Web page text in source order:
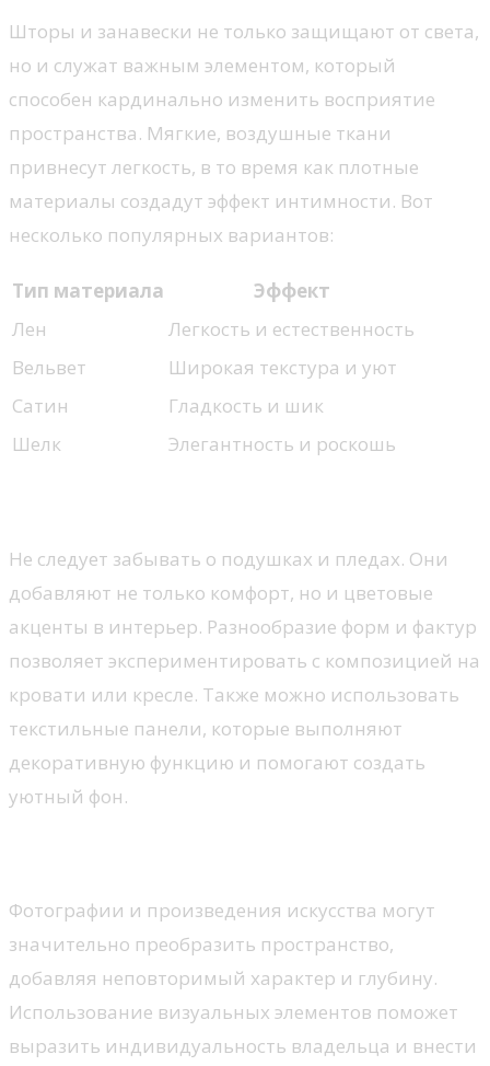
Шторы и занавески не только защищают от света,
но и служат важным элементом, который
способен кардинально изменить восприятие
пространства. Мягкие, воздушные ткани
привнесут легкость, в то время как плотные
материалы создадут эффект интимности. Вот
несколько популярных вариантов:
Тип материала
Эффект
Лен
Легкость и естественность
Вельвет
Широкая текстура и уют
Сатин
Гладкость и шик
Шелк
Элегантность и роскошь
Не следует забывать о подушках и пледах. Они
добавляют не только комфорт, но и цветовые
акценты в интерьер. Разнообразие форм и фактур
позволяет экспериментировать с композицией на
кровати или кресле. Также можно использовать
текстильные панели, которые выполняют
декоративную функцию и помогают создать
уютный фон.
Фотографии и произведения искусства могут
значительно преобразить пространство,
добавляя неповторимый характер и глубину.
Использование визуальных элементов поможет
выразить индивидуальность владельца и внести